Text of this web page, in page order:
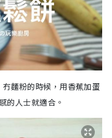
麵粉的時候，用香蕉加蛋
的人士就適合。